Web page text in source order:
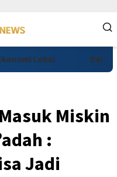
Lokal Dakwaan
Miskin
:
Jadi